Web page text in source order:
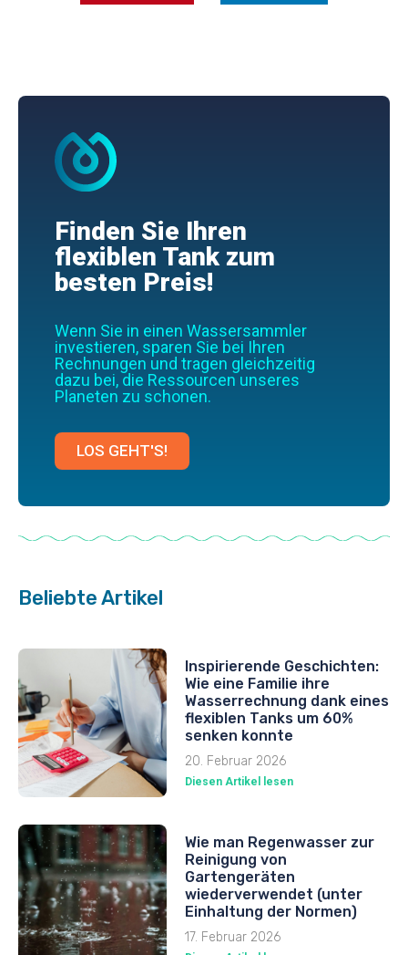
Finden Sie Ihren
flexiblen Tank zum
besten Preis!
Wenn Sie in einen Wassersammler
investieren, sparen Sie bei Ihren
Rechnungen und tragen gleichzeitig
dazu bei, die Ressourcen unseres
Planeten zu schonen.
LOS GEHT'S!
Beliebte Artikel
Inspirierende Geschichten:
Wie eine Familie ihre
Wasserrechnung dank eines
flexiblen Tanks um 60%
senken konnte
20. Februar 2026
Diesen Artikel lesen
Wie man Regenwasser zur
Reinigung von
Gartengeräten
wiederverwendet (unter
Einhaltung der Normen)
17. Februar 2026